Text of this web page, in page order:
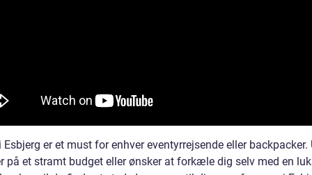
Esbjerg er et must for enhver eventyrrejsende eller backpacker.
på et stramt budget eller ønsker at forkæle dig selv med en